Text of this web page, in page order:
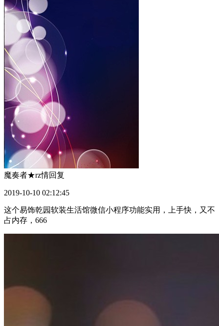
魔奏者★rz情回复
2019-10-10 02:12:45
这个易饰乾园软装生活馆微信小程序功能实用，上手快，又不
占内存，666